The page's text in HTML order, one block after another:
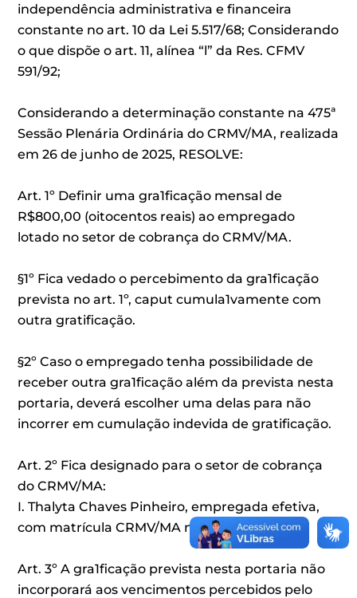
independência administrativa e financeira
constante no art. 10 da Lei 5.517/68; Considerando
o que dispõe o art. 11, alínea “l” da Res. CFMV
591/92;
Considerando a determinação constante na 475ª
Sessão Plenária Ordinária do CRMV/MA, realizada
em 26 de junho de 2025, RESOLVE:
Art. 1º Definir uma gra1ficação mensal de
R$800,00 (oitocentos reais) ao empregado
lotado no setor de cobrança do CRMV/MA.
§1º Fica vedado o percebimento da gra1ficação
prevista no art. 1º, caput cumula1vamente com
outra gratificação.
§2º Caso o empregado tenha possibilidade de
receber outra gra1ficação além da prevista nesta
portaria, deverá escolher uma delas para não
incorrer em cumulação indevida de gratificação.
Art. 2º Fica designado para o setor de cobrança
do CRMV/MA:
I. Thalyta Chaves Pinheiro, empregada efetiva,
com matrícula CRMV/MA nº 028
Art. 3º A gra1ficação prevista nesta portaria não
incorporará aos vencimentos percebidos pelo